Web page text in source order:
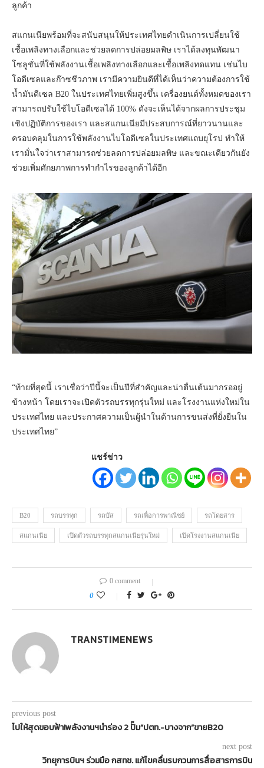
ลูกค้า
สแกนเนียพร้อมที่จะสนับสนุนให้ประเทศไทยดำเนินการเปลี่ยนใช้
เชื้อเพลิงทางเลือกและช่วยลดการปล่อยมลพิษ เราได้ลงทุนพัฒนา
โซลูชั่นที่ใช้พลังงานเชื้อเพลิงทางเลือกและเชื้อเพลิงทดแทน เช่นไบ
โอดีเซลและก๊าซชีวภาพ เรามีความยินดีที่ได้เห็นว่าความต้องการใช้
น้ำมันดีเซล B20 ในประเทศไทยเพิ่มสูงขึ้น เครื่องยนต์ทั้งหมดของเรา
สามารถปรับใช้ไบโอดีเซลได้ 100% ดังจะเห็นได้จากผลการประชุม
เชิงปฏิบัติการของเรา และสแกนเนียมีประสบการณ์ที่ยาวนานและ
ครอบคลุมในการใช้พลังงานไบโอดีเซลในประเทศแถบยุโรป ทำให้
เรามั่นใจว่าเราสามารถช่วยลดการปล่อยมลพิษ และขณะเดียวกันยัง
ช่วยเพิ่มศักยภาพการทำกำไรของลูกค้าได้อีก
“ท้ายที่สุดนี้ เราเชื่อว่าปีนี้จะเป็นปีที่สำคัญและน่าตื่นเต้นมากรออยู่
ข้างหน้า โดยเราจะเปิดตัวรถบรรทุกรุ่นใหม่ และโรงงานแห่งใหม่ใน
ประเทศไทย และประกาศความเป็นผู้นำในด้านการขนส่งที่ยั่งยืนใน
ประเทศไทย”
แชร์ข่าว
B20 รถบรรทุก รถบัส รถเพื่อการพาณิชย์ รถโดยสาร
สแกนเนีย เปิดตัวรถบรรทุกสแกนเนียรุ่นใหม่ เปิดโรงงานสแกนเนีย
0 comment
0
TRANSTIMENEWS
previous post
ไปให้สุดขอบฟ้า!พลังงานฯนำร่อง 2 ปั๊ม”ปตท.-บางจาก”ขายB20
next post
วิทยุการบินฯ ร่วมมือ กสทช. แก้ไขคลื่นรบกวนการสื่อสารการบิน